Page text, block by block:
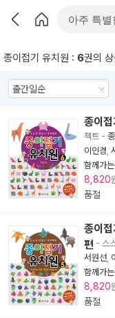
종이접기 유치원 : 6권의
종이
젝트 -
이인경
함께가는
8,820
품절
종이
편 - 스
서원선
함께가는
8,820
품절